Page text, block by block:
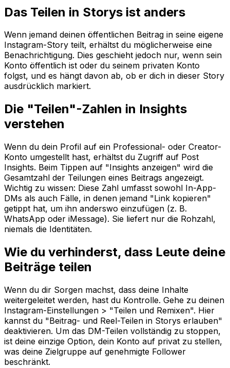
Das Teilen in Storys ist anders
Wenn jemand deinen öffentlichen Beitrag in seine eigene
Instagram-Story teilt, erhältst du möglicherweise eine
Benachrichtigung. Dies geschieht jedoch nur, wenn sein
Konto öffentlich ist oder du seinem privaten Konto
folgst, und es hängt davon ab, ob er dich in dieser Story
ausdrücklich markiert.
Die "Teilen"-Zahlen in Insights
verstehen
Wenn du dein Profil auf ein Professional- oder Creator-
Konto umgestellt hast, erhältst du Zugriff auf Post
Insights. Beim Tippen auf "Insights anzeigen" wird die
Gesamtzahl der Teilungen eines Beitrags angezeigt.
Wichtig zu wissen: Diese Zahl umfasst sowohl In-App-
DMs als auch Fälle, in denen jemand "Link kopieren"
getippt hat, um ihn anderswo einzufügen (z. B.
WhatsApp oder iMessage). Sie liefert nur die Rohzahl,
niemals die Identitäten.
Wie du verhinderst, dass Leute deine
Beiträge teilen
Wenn du dir Sorgen machst, dass deine Inhalte
weitergeleitet werden, hast du Kontrolle. Gehe zu deinen
Instagram-Einstellungen > "Teilen und Remixen". Hier
kannst du "Beitrag- und Reel-Teilen in Storys erlauben"
deaktivieren. Um das DM-Teilen vollständig zu stoppen,
ist deine einzige Option, dein Konto auf privat zu stellen,
was deine Zielgruppe auf genehmigte Follower
beschränkt.